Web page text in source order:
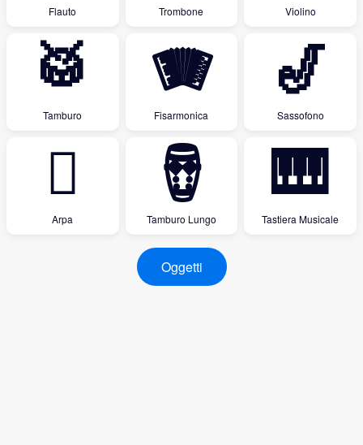
Flauto Trombone Violino
🥁
Tamburo
🪗
Fisarmonica
🎷
Sassofono
🪉
Arpa
🪘
Tamburo Lungo
🎹
Tastiera Musicale
Oggetti